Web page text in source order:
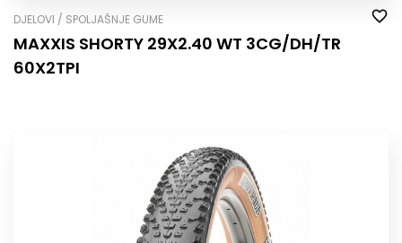
DJELOVI / SPOLJAŠNJE GUME
MAXXIS SHORTY 29X2.40 WT 3CG/DH/TR
60X2TPI